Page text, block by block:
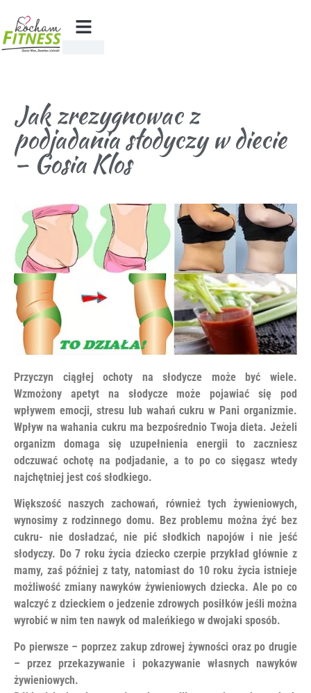
Jak zrezygnowac z
podjadania słodyczy w diecie
– Gosia Klos
Przyczyn ciągłej ochoty na słodycze może być wiele.
Wzmożony apetyt na słodycze może pojawiać się pod
wpływem emocji, stresu lub wahań cukru w Pani organizmie.
Wpływ na wahania cukru ma bezpośrednio Twoja dieta. Jeżeli
organizm domaga się uzupełnienia energii to zaczniesz
odczuwać ochotę na podjadanie, a to po co sięgasz wtedy
najchętniej jest coś słodkiego.
Większość naszych zachowań, również tych żywieniowych,
wynosimy z rodzinnego domu. Bez problemu można żyć bez
cukru- nie dosładzać, nie pić słodkich napojów i nie jeść
słodyczy. Do 7 roku życia dziecko czerpie przykład głównie z
mamy, zaś później z taty, natomiast do 10 roku życia istnieje
możliwość zmiany nawyków żywieniowych dziecka. Ale po co
walczyć z dzieckiem o jedzenie zdrowych posiłków jeśli można
wyrobić w nim ten nawyk od maleńkiego w dwojaki sposób.
Po pierwsze – poprzez zakup zdrowej żywności oraz po drugie
– przez przekazywanie i pokazywanie własnych nawyków
żywieniowych.